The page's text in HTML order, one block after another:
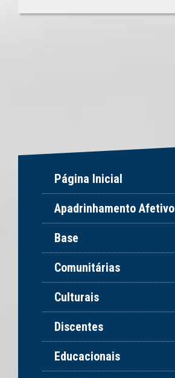
Página Inicial
Apadrinhamento Afetivo
Base
Comunitárias
Culturais
Discentes
Educacionais